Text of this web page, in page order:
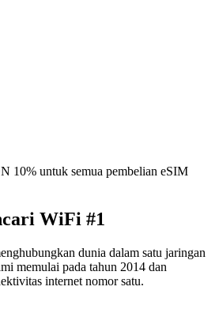
10% untuk semua pembelian eSIM
WiFi #1
dunia dalam satu jaringan
memulai pada tahun 2014 dan
internet nomor satu.